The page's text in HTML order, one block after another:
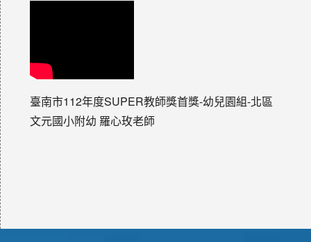
臺南市112年度SUPER教師獎首獎-幼兒園組-北區
文元國小附幼 羅心玫老師